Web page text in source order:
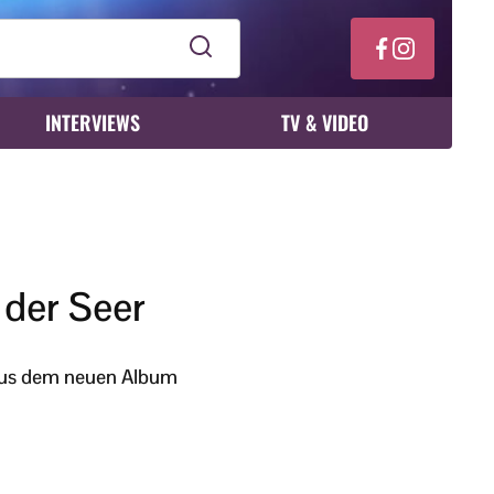
INTERVIEWS TV & VIDEO
Seer
dem neuen Album